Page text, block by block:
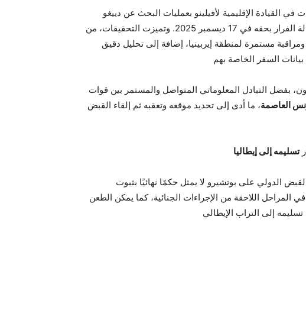
في القيادة الإقليمية لأفيلينو بعمليات البحث عن دييغو
بوتشيرو من قبل هذه السلطة القضائية، بعد إعلان حالة الفرار بحقه في 17 ديسمبر 2025. وتميزت التحقيقات، من
مستمرة لمنطقة إيربينيا، إضافة إلى تحليل دقيق
بفضل التبادل المعلوماتي المتواصل والمستمر بين قوات
العاصمة، ما أدى إلى تحديد موقعه وتعقبه ثم إلقاء القبض
تسليمه إلى إيطاليا
الدولي على بوتشيرو لا يمثل حكمًا نهائيًا بثبوت
المراحل اللاحقة من الإجراءات الجنائية، كما يمكن الطعن